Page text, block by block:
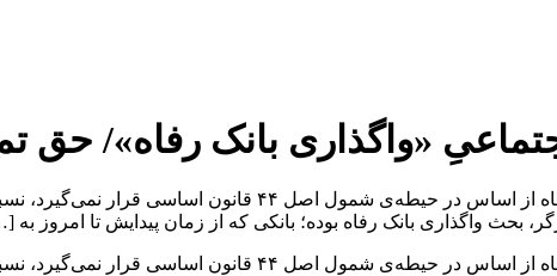
«واگذاری بانک رفاه»/ حق
فرشاد اسماعیلی با تاکید بر اینکه بانک رفاه از
بحث واگذاری بانک رفاه بوده؛ بانکی که از زمان پیدایش تا امروز به
نمی‌گیرد، نسبت به تبعات اقتصادی و اجتماعی واگذاری این بانک هشدار می‌دهد.